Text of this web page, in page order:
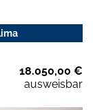
18.050,00 €
ausweisbar